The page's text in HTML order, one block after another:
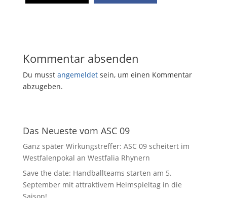
Kommentar absenden
Du musst angemeldetsein, um einen Kommentar
abzugeben.
Das Neueste vom ASC 09
Ganz später Wirkungstreffer: ASC 09 scheitert im
Westfalenpokal an Westfalia Rhynern
Save the date: Handballteams starten am 5.
September mit attraktivem Heimspieltag in die